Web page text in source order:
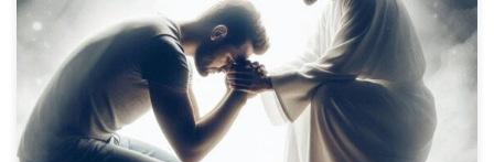
Domenica 5 Luglio 2026 – 14^ del Tempo Ordinario Io sono mite
e umile di cuore (Mt 11, 25-30) Celebrazione Sante Messe: ore
08:00 – 10:00 – 19:00 Da questa Domenica è sospesa la Santa
Messa delle 11.30 ore 18:30 – Recita del Santo Rosario Lunedì 6
Luglio 2026 ore 18.30 – […]